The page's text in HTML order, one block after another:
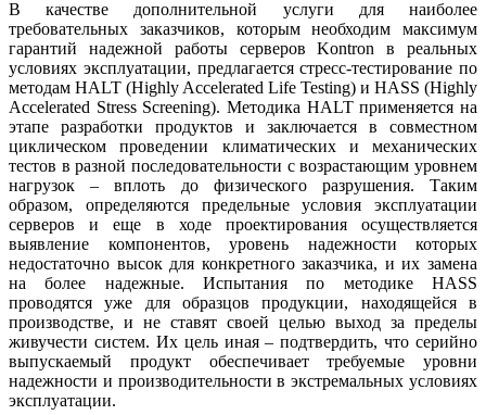
В качестве дополнительной услуги для наиболее
требовательных заказчиков, которым необходим максимум
гарантий надежной работы серверов Kontron в реальных
условиях эксплуатации, предлагается стресс-тестирование по
методам HALT (Highly Accelerated Life Testing) и HASS (Highly
Accelerated Stress Screening). Методика HALT применяется на
этапе разработки продуктов и заключается в совместном
циклическом проведении климатических и механических
тестов в разной последовательности с возрастающим уровнем
нагрузок – вплоть до физического разрушения. Таким
образом, определяются предельные условия эксплуатации
серверов и еще в ходе проектирования осуществляется
выявление компонентов, уровень надежности которых
недостаточно высок для конкретного заказчика, и их замена
на более надежные. Испытания по методике HASS
проводятся уже для образцов продукции, находящейся в
производстве, и не ставят своей целью выход за пределы
живучести систем. Их цель иная – подтвердить, что серийно
выпускаемый продукт обеспечивает требуемые уровни
надежности и производительности в экстремальных условиях
эксплуатации.